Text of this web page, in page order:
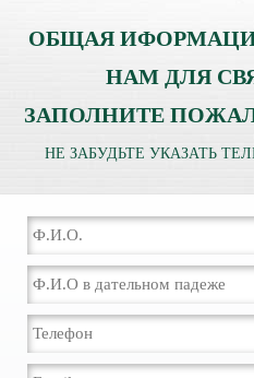
ОБЩАЯ
НАМ ДЛЯ
ЗАПОЛНИТЕ
НЕ ЗАБУДЬТЕ УКАЗАТЬ